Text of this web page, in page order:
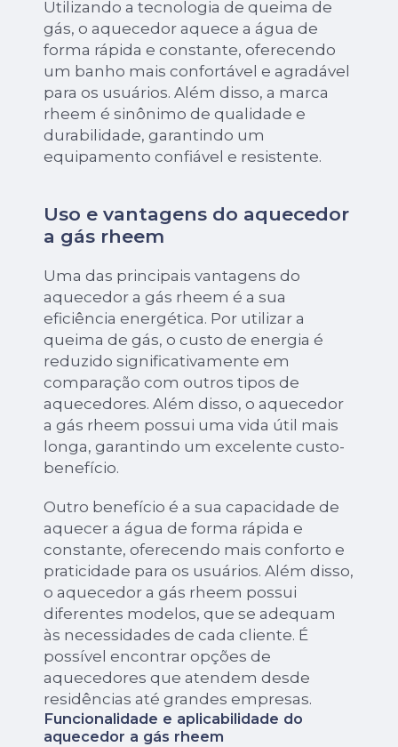
Utilizando a tecnologia de queima de
gás, o aquecedor aquece a água de
forma rápida e constante, oferecendo
um banho mais confortável e agradável
para os usuários. Além disso, a marca
rheem é sinônimo de qualidade e
durabilidade, garantindo um
equipamento confiável e resistente.
Uso e vantagens do aquecedor
a gás rheem
Uma das principais vantagens do
aquecedor a gás rheem é a sua
eficiência energética. Por utilizar a
queima de gás, o custo de energia é
reduzido significativamente em
comparação com outros tipos de
aquecedores. Além disso, o aquecedor
a gás rheem possui uma vida útil mais
longa, garantindo um excelente custo-
benefício.
Outro benefício é a sua capacidade de
aquecer a água de forma rápida e
constante, oferecendo mais conforto e
praticidade para os usuários. Além disso,
o aquecedor a gás rheem possui
diferentes modelos, que se adequam
às necessidades de cada cliente. É
possível encontrar opções de
aquecedores que atendem desde
residências até grandes empresas.
Funcionalidade e aplicabilidade do
aquecedor a gás rheem